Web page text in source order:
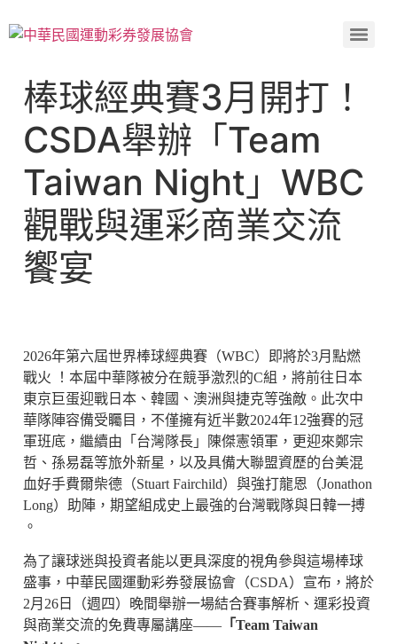
棒球經典賽3月開打！
CSDA舉辦「Team
Taiwan Night」WBC
觀戰與運彩商業交流
饗宴
2026年第六屆世界棒球經典賽（WBC）即將於3月點燃
戰火 ！本屆中華隊被分在競爭激烈的C組，將前往日本
東京巨蛋迎戰日本、韓國、澳洲與捷克等強敵。此次中
華隊陣容備受矚目，不僅擁有近半數2024年12強賽的冠
軍班底，繼續由「台灣隊長」陳傑憲領軍，更迎來鄭宗
哲、孫易磊等旅外新星，以及具備大聯盟資歷的台美混
血好手費爾柴德（Stuart Fairchild）與強打龍恩（Jonathon
Long）助陣，期望組成史上最強的台灣戰隊與日韓一搏
。
為了讓球迷與投資者能以更具深度的視角參與這場棒球
盛事，中華民國運動彩券發展協會（CSDA）宣布，將於
2月26日（週四）晚間舉辦一場結合賽事解析、運彩投資
與商業交流的免費專屬講座—— 「Team Taiwan